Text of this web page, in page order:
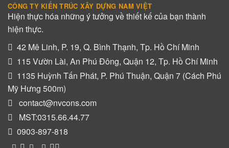
CÔNG TY KIẾN TRÚC XÂY DỰNG NAM VIỆT
Hiện thực hóa những ý tưởng về thiết kế của bạn thành
hiện thực.
42 Mê Linh, P. 19, Q. Bình Thạnh, Tp. Hồ Chí Minh
115 Vườn Lài, An Phú Đông, Quận 12, Tp. Hồ Chí Minh
1135 Huỳnh Tấn Phát, P. Phú Thuận, Quận 7 (Cách Phú
Mỹ Hưng 500m)
contact@nvcons.com
MST:0315.66.44.77
0903-897-818